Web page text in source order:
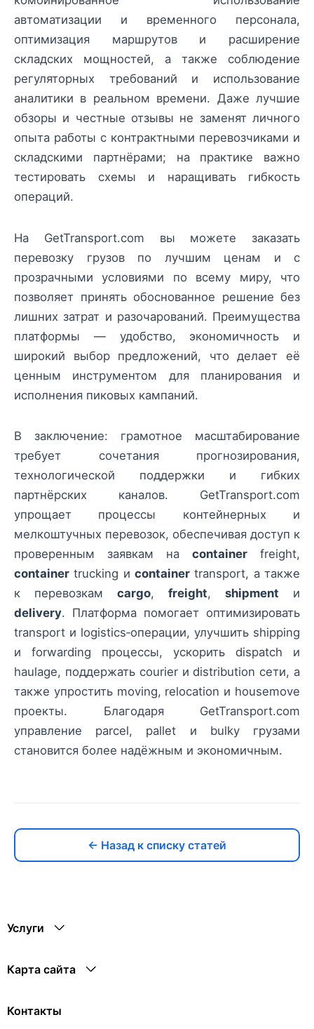
автоматизации и временного персонала,
оптимизация маршрутов и расширение
складских мощностей, а также соблюдение
регуляторных требований и использование
аналитики в реальном времени. Даже лучшие
обзоры и честные отзывы не заменят личного
опыта работы с контрактными перевозчиками и
складскими партнёрами; на практике важно
тестировать схемы и наращивать гибкость
операций.
На GetTransport.com вы можете заказать
перевозку грузов по лучшим ценам и с
прозрачными условиями по всему миру, что
позволяет принять обоснованное решение без
лишних затрат и разочарований. Преимущества
платформы — удобство, экономичность и
широкий выбор предложений, что делает её
ценным инструментом для планирования и
исполнения пиковых кампаний.
В заключение: грамотное масштабирование
требует сочетания прогнозирования,
технологической поддержки и гибких
партнёрских каналов. GetTransport.com
упрощает процессы контейнерных и
мелкоштучных перевозок, обеспечивая доступ к
проверенным заявкам на container freight,
container trucking и container transport, а также
к перевозкам cargo, freight, shipment и
delivery. Платформа помогает оптимизировать
transport и logistics‑операции, улучшить shipping
и forwarding процессы, ускорить dispatch и
haulage, поддержать courier и distribution сети, а
также упростить moving, relocation и housemove
проекты. Благодаря GetTransport.com
управление parcel, pallet и bulky грузами
становится более надёжным и экономичным.
← Назад к списку статей
Услуги
Карта сайта
Контакты